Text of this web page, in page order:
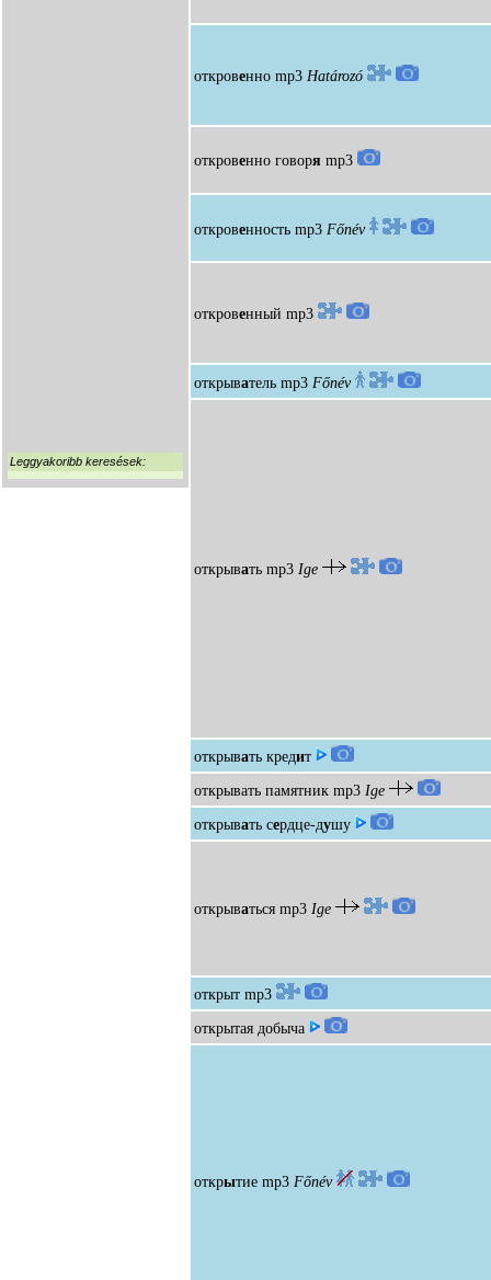
Leggyakoribb keresések:
откровенно mp3 Határozó
откровенно говоря mp3
откровенность mp3 Főnév
откровенный mp3
открыватель mp3 Főnév
открывать mp3 Ige
открывать кредит
открывать памятник mp3 Ige
открывать сердце-душу
открываться mp3 Ige
открыт mp3
открытая добыча
открытие mp3 Főnév